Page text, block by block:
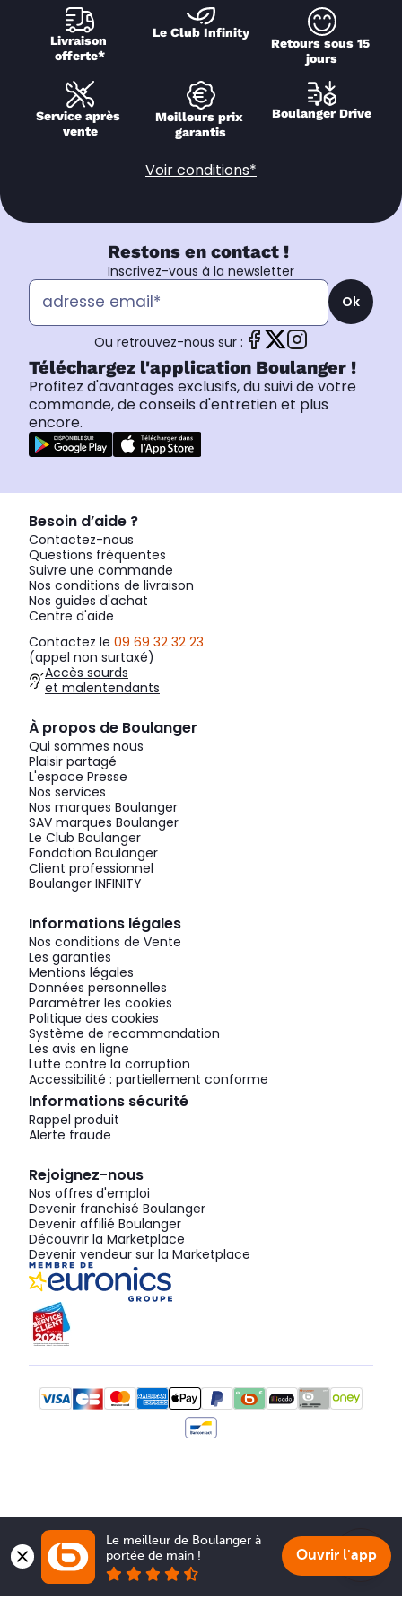
Livraison
offerte*
Le Club Infinity
Retours sous 15
jours
Service après
vente
Meilleurs prix
garantis
Boulanger Drive
Voir conditions*
Restons en contact !
Inscrivez-vous à la newsletter
Ok
Ou retrouvez-nous sur :
Téléchargez l'application Boulanger !
Profitez d'avantages exclusifs, du suivi de votre
commande, de conseils d'entretien et plus
encore.
Besoin d’aide ?
Contactez-nous
Questions fréquentes
Suivre une commande
Nos conditions de livraison
Nos guides d'achat
Centre d'aide
Contactez le 09 69 32 32 23
(appel non surtaxé)
Accès sourds
et malentendants
À propos de Boulanger
Qui sommes nous
Plaisir partagé
L'espace Presse
Nos services
Nos marques Boulanger
SAV marques Boulanger
Le Club Boulanger
Fondation Boulanger
Client professionnel
Boulanger INFINITY
Informations légales
Nos conditions de Vente
Les garanties
Mentions légales
Données personnelles
Paramétrer les cookies
Politique des cookies
Système de recommandation
Les avis en ligne
Lutte contre la corruption
Accessibilité : partiellement conforme
Informations sécurité
Rappel produit
Alerte fraude
Rejoignez-nous
Nos offres d'emploi
Devenir franchisé Boulanger
Devenir affilié Boulanger
Découvrir la Marketplace
Devenir vendeur sur la Marketplace
Le meilleur de Boulanger à
portée de main !
Ouvrir l'app